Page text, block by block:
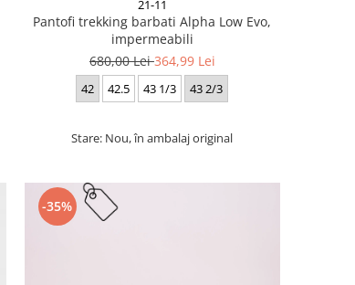
21-11
Pantofi trekking barbati Alpha Low Evo,
impermeabili
680,00 Lei364,99 Lei
42 42.5 43 1/3 43 2/3
Stare: Nou, în ambalaj original
-35%